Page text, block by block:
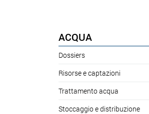
ACQUA
Dossiers
Risorse e captazioni
Trattamento acqua
Stoccaggio e distribuzione